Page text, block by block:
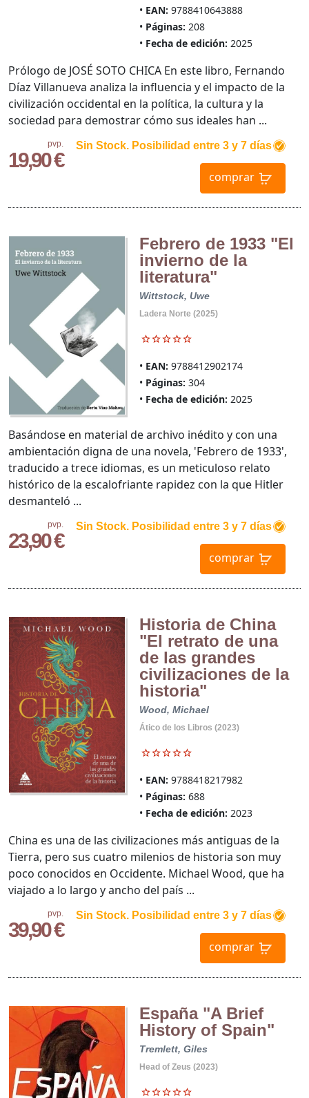
EAN: 9788410643888
Páginas: 208
Fecha de edición: 2025
pvp.
19,90 €
Sin Stock. Posibilidad entre 3 y 7 días
comprar
Prólogo de JOSÉ SOTO CHICA En este libro, Fernando
Díaz Villanueva analiza la influencia y el impacto de la
civilización occidental en la política, la cultura y la
sociedad para demostrar cómo sus ideales han ...
Febrero de 1933 "El
invierno de la
literatura"
Wittstock, Uwe
Ladera Norte (2025)
EAN: 9788412902174
Páginas: 304
Fecha de edición: 2025
pvp.
23,90 €
Sin Stock. Posibilidad entre 3 y 7 días
comprar
Basándose en material de archivo inédito y con una
ambientación digna de una novela, 'Febrero de 1933',
traducido a trece idiomas, es un meticuloso relato
histórico de la escalofriante rapidez con la que Hitler
desmanteló ...
Historia de China
"El retrato de una
de las grandes
civilizaciones de la
historia"
Wood, Michael
Ático de los Libros (2023)
EAN: 9788418217982
Páginas: 688
Fecha de edición: 2023
pvp.
39,90 €
Sin Stock. Posibilidad entre 3 y 7 días
comprar
China es una de las civilizaciones más antiguas de la
Tierra, pero sus cuatro milenios de historia son muy
poco conocidos en Occidente. Michael Wood, que ha
viajado a lo largo y ancho del país ...
España "A Brief
History of Spain"
Tremlett, Giles
Head of Zeus (2023)